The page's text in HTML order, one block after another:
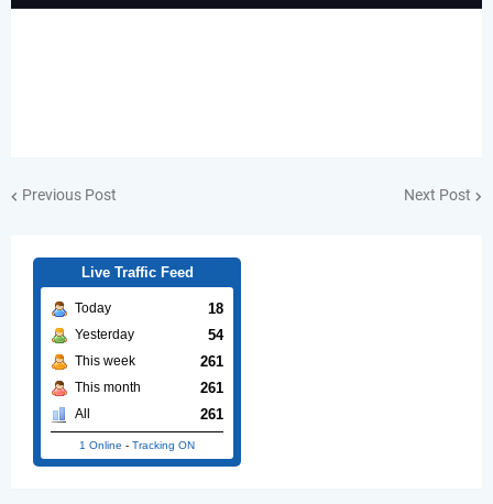
Previous Post Next Post
Live Traffic Feed
Today 18
Yesterday 54
This week 261
This month 261
All 261
1 Online - Tracking ON